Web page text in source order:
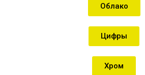
Облако
Цифры
Хром